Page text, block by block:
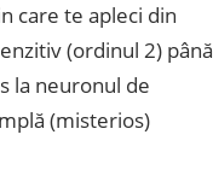
care te apleci din
(ordinul 2) până
la neuronul de
(misterios)